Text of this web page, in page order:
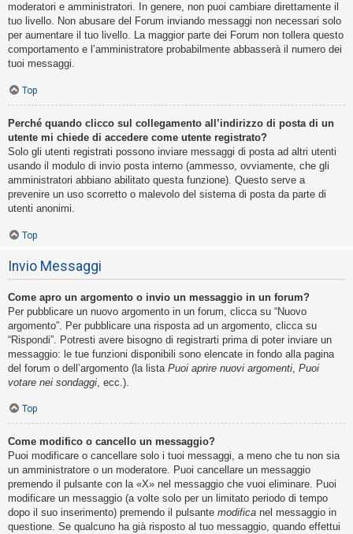
moderatori e amministratori. In genere, non puoi cambiare direttamente il
tuo livello. Non abusare del Forum inviando messaggi non necessari solo
per aumentare il tuo livello. La maggior parte dei Forum non tollera questo
comportamento e l’amministratore probabilmente abbasserà il numero dei
tuoi messaggi.
Top
Perché quando clicco sul collegamento all’indirizzo di posta di un
utente mi chiede di accedere come utente registrato?
Solo gli utenti registrati possono inviare messaggi di posta ad altri utenti
usando il modulo di invio posta interno (ammesso, ovviamente, che gli
amministratori abbiano abilitato questa funzione). Questo serve a
prevenire un uso scorretto o malevolo del sistema di posta da parte di
utenti anonimi.
Top
Invio Messaggi
Come apro un argomento o invio un messaggio in un forum?
Per pubblicare un nuovo argomento in un forum, clicca su “Nuovo
argomento”. Per pubblicare una risposta ad un argomento, clicca su
“Rispondi”. Potresti avere bisogno di registrarti prima di poter inviare un
messaggio: le tue funzioni disponibili sono elencate in fondo alla pagina
del forum o dell’argomento (la lista Puoi aprire nuovi argomenti Puoi
votare nei sondaggi , ecc.).
Top
Come modifico o cancello un messaggio?
Puoi modificare o cancellare solo i tuoi messaggi, a meno che tu non sia
un amministratore o un moderatore. Puoi cancellare un messaggio
premendo il pulsante con la «X» nel messaggio che vuoi eliminare. Puoi
modificare un messaggio (a volte solo per un limitato periodo di tempo
dopo il suo inserimento) premendo il pulsante modifica nel messaggio in
questione. Se qualcuno ha già risposto al tuo messaggio, quando effettui